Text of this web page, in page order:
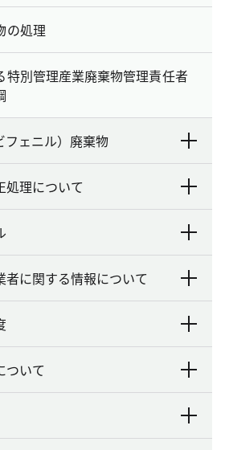
の処理
特別管理産業廃棄物管理責任者
フェニル）廃棄物
処理について
者に関する情報について
ついて